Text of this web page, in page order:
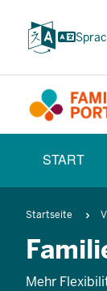
Inhalt
wechseln
START
Pfadnavigation
Startseite
Mehr